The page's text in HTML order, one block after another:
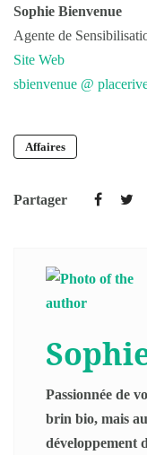
Sophie Bienvenue
Agente de
Site Web
sbienvenue @
Affaires
Partager
Passionnée de
brin bio, mais
développement